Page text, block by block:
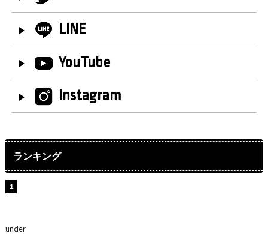
LINE
YouTube
Instagram
ランキング
under